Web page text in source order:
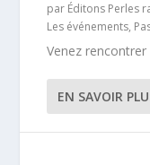
par Éditons Perles
Les événements,
Venez
EN SAVOIR